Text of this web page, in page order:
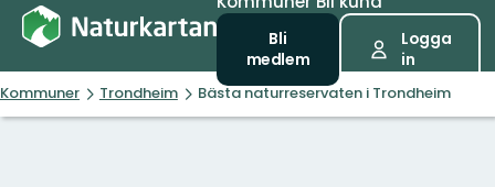
Bli
medlem
Logga
in
Kommuner Trondheim Bästa naturreservaten i Trondheim